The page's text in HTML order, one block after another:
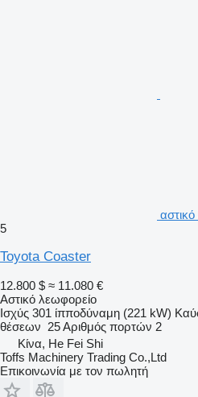
5
Toyota Coaster
12.800 $ ≈ 11.080 €
Αστικό λεωφορείο
Ισχύς 301 ίπποδύναμη (221 kW)
θέσεων 25Αριθμός πορτών 2
Κίνα, He Fei Shi
Toffs Machinery Trading Co.,Ltd
Επικοινωνία με τον πωλητή